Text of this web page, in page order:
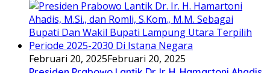
Februari 20, 2025Februari 20, 2025